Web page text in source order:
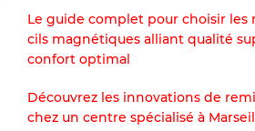
Le guide complet pour choisir les
cils magnétiques alliant qualité
confort optimal
Découvrez les innovations de
chez un centre spécialisé à